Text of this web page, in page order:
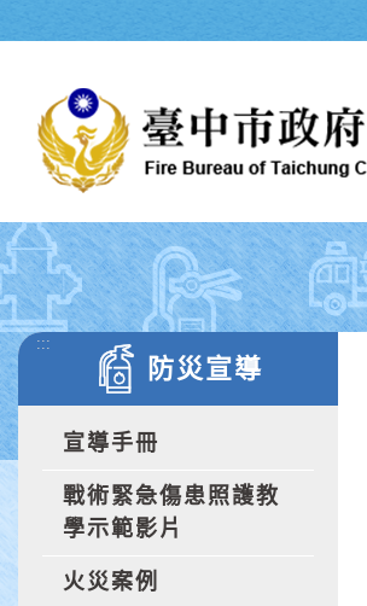
:::
防災宣導
宣導手冊
戰術緊急傷患照護教
學示範影片
火災案例